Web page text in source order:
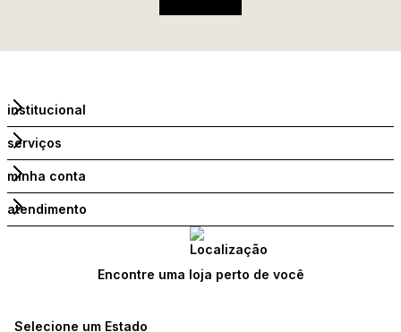
institucional
serviços
minha conta
atendimento
Encontre uma loja perto de você